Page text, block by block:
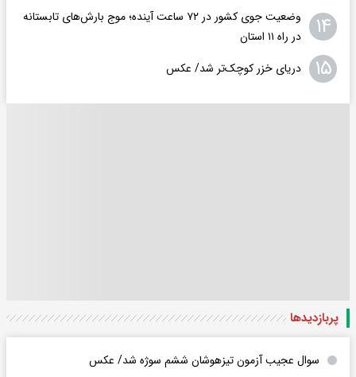
۱۴
وضعیت جوی کشور در ۷۲ ساعت آینده؛ موج بارش‌های تابستانه
در راه ۱۱ استان
۱۵ دریای خزر کوچک‌تر شد/ عکس
پربازدید‌ها
سوال عجیب آزمون تیزهوشان ششم سوژه شد/ عکس